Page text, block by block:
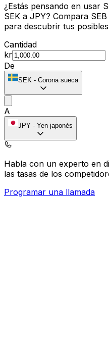
¿Estás pensando en usar
SEK a JPY? Compara
para descubrir tus
Cantidad
kr
De
SEK - Corona sueca
A
JPY - Yen japonés
Habla con un experto en
las tasas de los
Programar una llamada